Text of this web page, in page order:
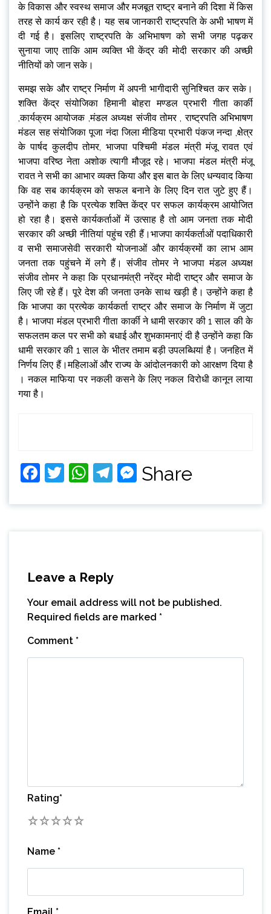
के विकास और स्वस्थ समाज और मजबूत राष्ट्र बनाने की दिशा में किस
तरह से कार्य कर रही है। यह सब जानकारी राष्ट्रपति के अभी भाषण में
दी गई है। इसलिए राष्ट्रपति के अभिभाषण को सभी जगह पढ़कर
सुनाया जाए ताकि आम व्यक्ति भी केंद्र की मोदी सरकार की अच्छी
नीतियों को जान सके।
समझ सके और राष्ट्र निर्माण में अपनी भागीदारी सुनिश्चित कर सके।
शक्ति केंद्र संयोजिका हिमानी बोहरा मण्डल प्रभारी गीता कार्की
,कार्यक्रम आयोजक ,मंडल अध्यक्ष संजीव तोमर , राष्ट्रपति अभिभाषण
मंडल सह संयोजिका पूजा नंदा जिला मीडिया प्रभारी पंकज नन्दा ,क्षेत्र
के पार्षद कुलदीप तोमर, भाजपा पश्चिमी मंडल मंत्री मंजू रावत एवं
भाजपा वरिष्ठ नेता अशोक त्यागी मौजूद रहे। भाजपा मंडल मंत्री मंजू
रावत ने सभी का आभार व्यक्त किया और इस बात के लिए धन्यवाद किया
कि वह सब कार्यक्रम को सफल बनाने के लिए दिन रात जुटे हुए हैं।
उन्होंने कहा है कि प्रत्येक शक्ति केंद्र पर सफल कार्यक्रम आयोजित
हो रहा है। इससे कार्यकर्ताओं में उत्साह है तो आम जनता तक मोदी
सरकार की अच्छी नीतियां पहुंच रही हैं।भाजपा कार्यकर्ताओं पदाधिकारी
व सभी समाजसेवी सरकारी योजनाओं और कार्यक्रमों का लाभ आम
जनता तक पहुंचने में लगे हैं। संजीव तोमर ने भाजपा मंडल अध्यक्ष
संजीव तोमर ने कहा कि प्रधानमंत्री नरेंद्र मोदी राष्ट्र और समाज के
लिए जी रहे हैं। पूरे देश की जनता उनके साथ खड़ी है। उन्होंने कहा है
कि भाजपा का प्रत्येक कार्यकर्ता राष्ट्र और समाज के निर्माण में जुटा
है। भाजपा मंडल प्रभारी गीता कार्की ने धामी सरकार की 1 साल की के
सफलतम कल पर सभी को बधाई और शुभकामनाएं दी है उन्होंने कहा कि
धामी सरकार की 1 साल के भीतर तमाम बड़ी उपलब्धियां है। जनहित में
निर्णय लिए हैं।महिलाओं और राज्य के आंदोलनकारी को आरक्षण दिया है
। नकल माफिया पर नकली कसने के लिए नकल विरोधी कानून लाया
गया है।
Facebook
Twitter
WhatsApp
Telegram
Messenger
Share
Leave a Reply
Your email address will not be published.
Required fields are marked *
Comment *
Rating*
5
4
3
2
Name *